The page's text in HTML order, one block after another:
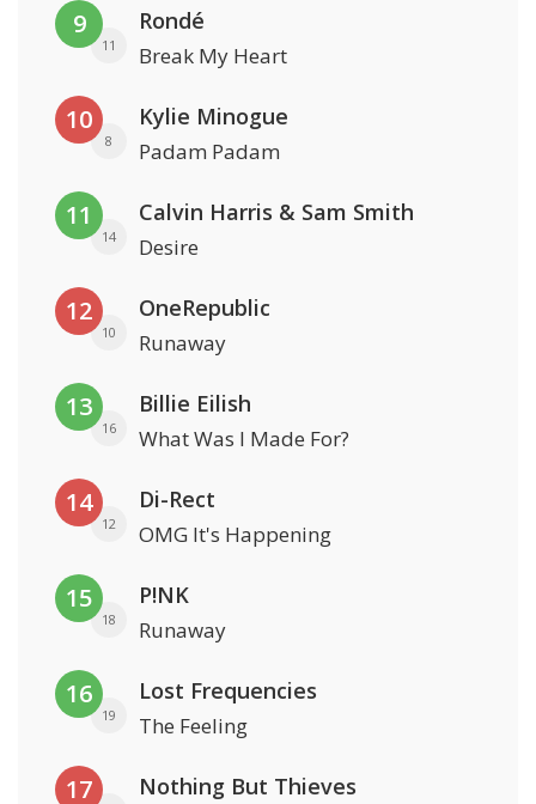
9
11
Rondé
Break My Heart
10
8
Kylie Minogue
Padam Padam
11
14
Calvin Harris & Sam Smith
Desire
12
10
OneRepublic
Runaway
13
16
Billie Eilish
What Was I Made For?
14
12
Di-Rect
OMG It's Happening
15
18
P!NK
Runaway
16
19
Lost Frequencies
The Feeling
17 Nothing But Thieves